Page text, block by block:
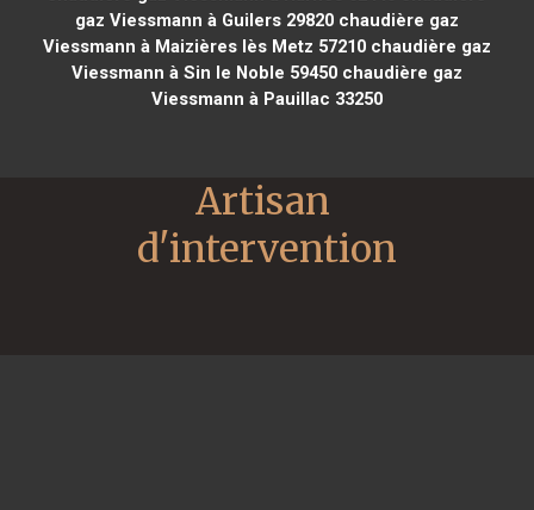
gaz Viessmann à Guilers 29820chaudière gaz
Viessmann à Maizières lès Metz 57210chaudière gaz
Viessmann à Sin le Noble 59450chaudière gaz
Viessmann à Pauillac 33250
Artisan
d'intervention